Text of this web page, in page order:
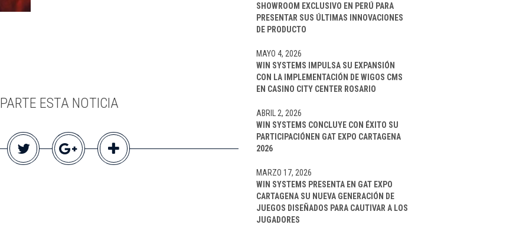
ESTA NOTICIA
SHOWROOM EXCLUSIVO EN PERÚ PARA
PRESENTAR SUS ÚLTIMAS INNOVACIONES
DE PRODUCTO
WIN SYSTEMS IMPULSA SU EXPANSIÓN
CON LA IMPLEMENTACIÓN DE WIGOS CMS
EN CASINO CITY CENTER ROSARIO
MAYO 4, 2026
WIN SYSTEMS CONCLUYE CON ÉXITO SU
PARTICIPACIÓNEN GAT EXPO CARTAGENA
2026
ABRIL 2, 2026
WIN SYSTEMS PRESENTA EN GAT EXPO
CARTAGENA SU NUEVA GENERACIÓN DE
JUEGOS DISEÑADOS PARA CAUTIVAR A LOS
JUGADORES
MARZO 17, 2026